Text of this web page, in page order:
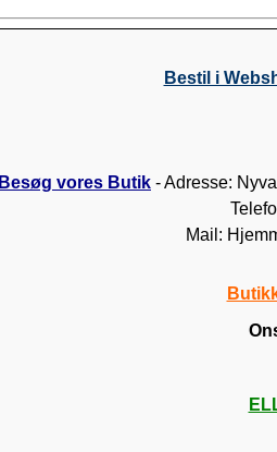
Bestil i
Besøg vores Butik - Adresse:
Mail: